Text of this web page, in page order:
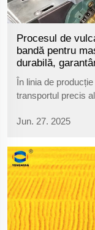
Procesul de
bandă pentru
durabilă,
În linia de
transportul precis
component
Jun. 27. 2025